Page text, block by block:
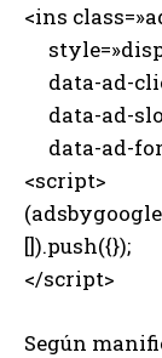
<ins
data-ad-
data-ad-
data-ad-
<script>
[]).push({});
</script>
Según